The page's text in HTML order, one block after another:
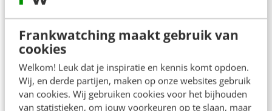
Frankwatching maakt gebruik van
cookies
Welkom! Leuk dat je inspiratie en kennis komt opdoen.
Wij, en derde partijen, maken op onze websites gebruik
van cookies. Wij gebruiken cookies voor het bijhouden
van statistieken, om jouw voorkeuren op te slaan, maar
and they go into themselves to find an answer.
Here’s what I’m going to recommend that you
say instead. Can you give me your — not
opinion — can you give me your advice on this?
Here’s what the research shows. Asking for
advice causes them to take a half step towards